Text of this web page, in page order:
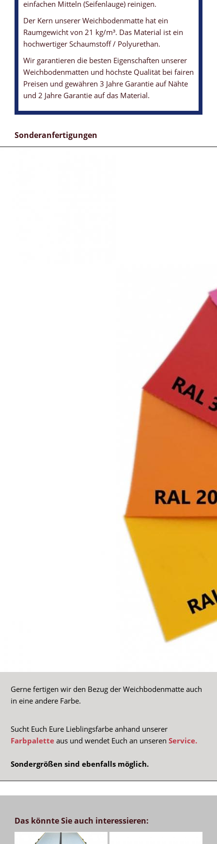
einfachen Mitteln (Seifenlauge) reinigen.
Der Kern unserer Weichbodenmatte hat ein
Raumgewicht von 21 kg/m³. Das Material ist ein
hochwertiger Schaumstoff / Polyurethan.
Wir garantieren die besten Eigenschaften unserer
Weichbodenmatten und höchste Qualität bei fairen
Preisen und gewähren 3 Jahre Garantie auf Nähte
und 2 Jahre Garantie auf das Material.
Sonderanfertigungen
Gerne fertigen wir den Bezug der Weichbodenmatte auch
in eine andere Farbe.
Sucht Euch Eure Lieblingsfarbe anhand unserer
Farbpalette aus und wendet Euch an unserenService.
Sondergrößen sind ebenfalls möglich.
Das könnte Sie auch interessieren: